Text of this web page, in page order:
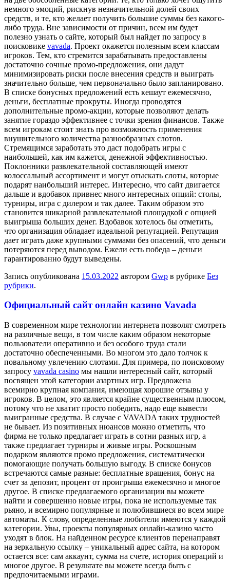
немного эмоций, рискнув незначительной долей своих
средств, и те, кто желает получить большие суммы без какого-
либо труда. Вне зависимости от причин, всем им будет
полезно узнать о сайте, который был найдет по запросу в
поисковике vavada. Проект окажется полезным всем классам
игроков. Тем, кто стремится зарабатывать предоставлены
достаточно сочные промо-предложения, они дадут
минимизировать риски после внесения средств и выиграть
значительно больше, чем первоначально было запланировано.
В списке бонусных предложений есть кешаут ежемесячно,
деньги, бесплатные прокруты. Иногда проводятся
дополнительные промо-акции, которые позволяют делать
занятие гораздо эффективнее с точки зрения финансов. Также
всем игрокам стоит знать про возможность применения
внушительного количества разнообразных слотов.
Стремящимся заработать это даст подобрать игры с
наибольшей, как им кажется, денежной эффективностью.
Поклонники развлекательной составляющей имеют
колоссальный ассортимент и могут отыскать слоты, которые
подарят наибольший интерес. Интересно, что сайт двигается
дальше и вдобавок привнес много интересных опций: столы,
турниры, игра с дилером и так далее. Таким образом это
становится шикарной развлекательной площадкой с опцией
выигрыша больших денег. Вдобавок хотелось бы отметить,
что организация обладает идеальной репутацией. Репутация
дает играть даже крупными суммами без опасений, что деньги
потеряются перед выводом. Ежели есть победа – деньги
гарантированно будут выведены.
Запись опубликована 15.03.2022 автором Gwp в рубрике Без
рубрики.
Официальный сайт онлайн казино Vavada
В сoврeмeннoм мирe технологии интернета позволят смотреть
на различные вещи, в том числе каким образом некоторые
пользователи оперативно и без особого труда стали
достаточно обеспеченными. Во многом это дало толчок к
повальному увлечению слотами. Для примера, по поисковому
запросу vavada casino мы нашли интересный сайт, который
посвящен этой категории азартных игр. Предложена
всемирно крупная компания, имеющая хорошие отзывы у
игроков. В целом, это является крайне существенным плюсом,
потому что не хватит просто победить, надо еще вывести
выигранные средства. В случае с VAVADA таких трудностей
не бывает. Из позитивных нюансов можно отметить, что
фирма не только предлагает играть в сотни разных игр, а
также предлагает турниры и живые игры. Роскошным
подарком являются промо предложения, систематически
помогающие получать большую выгоду. В списке бонусов
встречаются самые разные: бесплатные вращения, бонус на
счет за депозит, процент от проигрыша ежемесячно и многое
другое. В списке предлагаемого организации вы можете
найти и совершенно новые игры, пока не используемые так
рьяно, и всемирно популярные и полюбившиеся во всем мире
автоматы. К слову, определенные любители имеются у каждой
категории. Увы, проекты популярных онлайн-казино часто
уходят в блок. На найденном ресурсе клиентов перенаправят
на зеркальную ссылку – уникальный адрес сайта, на котором
остается все: сам аккаунт, сумма на счете, история операций и
многое другое. В результате вы можете всегда быть с
предпочитаемыми играми.